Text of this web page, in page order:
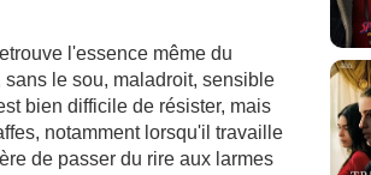
l'essence même du
le sou, maladroit, sensible
bien difficile de résister, mais
notamment lorsqu'il travaille
de passer du rire aux larmes